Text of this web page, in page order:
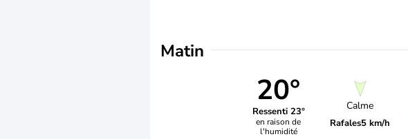
Matin
20°
Ressenti 23°
en raison de
l'humidité
Calme
Rafales5 km/h